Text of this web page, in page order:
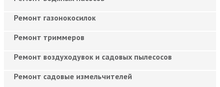
Ремонт газонокосилок
Ремонт триммеров
Ремонт воздуходувок и садовых пылесосов
Ремонт садовые измельчителей